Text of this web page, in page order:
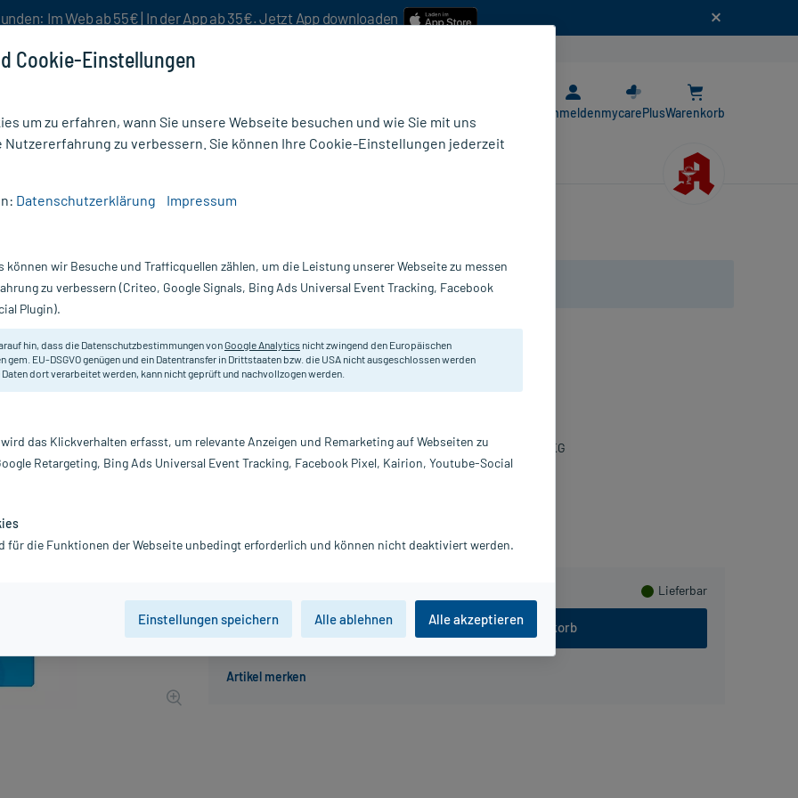
Im Web ab 55€ | In der App ab 35€. Jetzt App downloaden
AnmeldenmycarePlusWarenkorb
Nur für kurze Zeit:Gratis-Versand* ab 19€ Mindestbestellwert!
30 St
inkl. MwSt. zzgl.Versandkosten
Lieferbar
In den Warenkorb
Wirksamer Schutz vor Druckstellen und Entzündungen.
Darreichung:
Folie
Hersteller:
Queisser Pharma GmbH & Co. KG
Information:
Beipackzettel als PDF
Cookie-Einstellungen
um zu erfahren, wann Sie unsere Webseite besuchen und wie Sie mit uns
Nutzererfahrung zu verbessern. Sie können Ihre Cookie-Einstellungen jederzeit
Datenschutzerklärung Impressum
können wir Besuche und Trafficquellen zählen, um die Leistung unserer Webseite zu messen
zu verbessern (Criteo, Google Signals, Bing Ads Universal Event Tracking, Facebook
Plugin).
hin, dass die Datenschutzbestimmungen vonGoogle Analytics nicht zwingend den Europäischen
gem. EU-DSGVO genügen und ein Datentransfer in Drittstaaten bzw. die USA nicht ausgeschlossen werden
Daten dort verarbeitet werden, kann nicht geprüft und nachvollzogen werden.
das Klickverhalten erfasst, um relevante Anzeigen und Remarketing auf Webseiten zu
Retargeting, Bing Ads Universal Event Tracking, Facebook Pixel, Kairion, Youtube-Social
für die Funktionen der Webseite unbedingt erforderlich und können nicht deaktiviert werden.
Einstellungen speichern Alle ablehnen Alle akzeptieren